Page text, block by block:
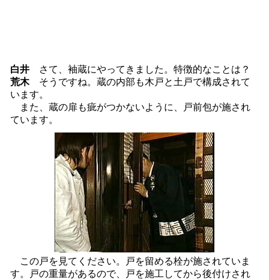
白井さて、袖蔵にやってきました。特徴的なことは？
荒木そうですね。蔵の内部も木戸と土戸で構成されて
います。
また、蔵の扉も疵がつかないように、戸前包が施され
ています。
この戸を見てください。戸を留める栓が施されていま
す。戸の重量があるので、戸を施工してから後付けされ